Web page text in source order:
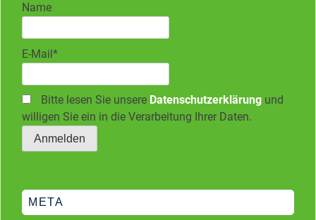
Name
E-Mail*
Bitte lesen Sie unsere Datenschutzerklärung und
willigen Sie ein in die Verarbeitung Ihrer Daten.
META